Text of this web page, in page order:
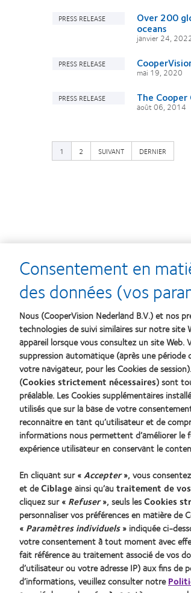
PRESS RELEASE Over 200
oceans
janvier 24,
PRESS RELEASE
mai 19, 2020
PRESS RELEASE The
août 06, 2014
1 PAGE
2
PAGE
SUIVANTE
SUIVANT
DERNIÈRE
PAGE
DERNIER
Learn
more
about
Silmo
d’Or
du
meilleur
produit
pour
MyDay™
(2013)
Learn
more
about
Contact
Lens
Product
of
the
Year
(2013)
Nos produits
Trouver les lentilles adaptées
Technologie des lentilles de
Trouver un specialiste
Consentement en
des données (vos
Nous (CooperVision Nederland B.V.) et nos
technologies de suivi similaires sur notre
appareil lorsque vous consultez un site
suppression automatique (après une
votre navigateur, pour les Cookies de
(Cookies strictement nécessaires) sont
préalable. Les Cookies supplémentaires
utilisés que sur la base de votre
reconnaitre en tant qu’utilisateur et de
informations nous permettent d’améliorer
expérience utilisateur en conservant le
En cliquant sur «Accepter», vous
et deCiblageainsi qu’autraitement de
cliquez sur « Refuser», seuls lesCookies
personnaliser vos préférences en matière
« Paramètres individuels» indiquée ci-
votre consentement à tout moment avec
fait référence au traitement associé de vos
d’utilisateur ou votre adresse IP) aux fins de
d’informations, veuillez consulter notre